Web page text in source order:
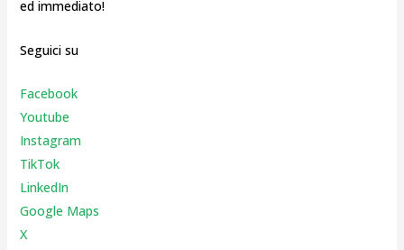
ed immediato!
Seguici su
Facebook
Youtube
Instagram
TikTok
LinkedIn
Google Maps
X